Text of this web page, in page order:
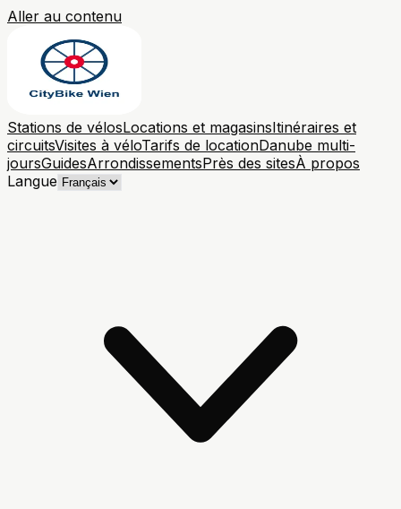
Aller au contenu
Stations de vélosLocations et magasinsItinéraires et
circuitsVisites à véloTarifs de locationDanube multi-
joursGuidesArrondissementsPrès des sitesÀ propos
Langue